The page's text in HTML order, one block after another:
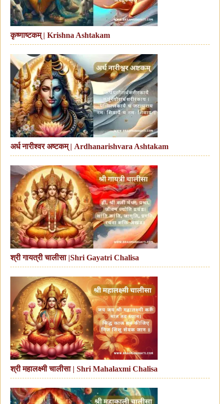
कृष्णाष्टकम् | Krishna Ashtakam
अर्ध नारीश्वर अष्टकम् | Ardhanarishvara Ashtakam
श्री गायत्री चालीसा |Shri Gayatri Chalisa
श्री महालक्ष्मी चालीसा | Shri Mahalaxmi Chalisa